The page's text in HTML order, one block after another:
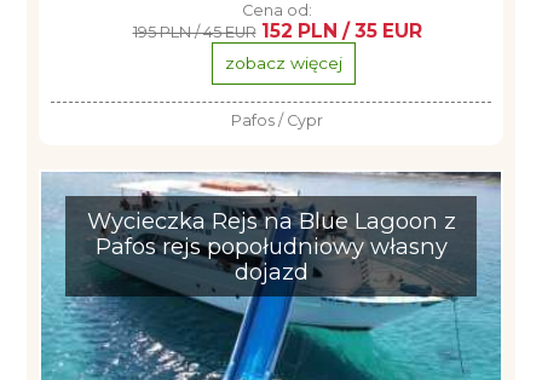
Cena od:
195 PLN / 45 EUR 152 PLN / 35 EUR
zobacz więcej
Pafos / Cypr
Wycieczka Rejs na Blue Lagoon z
Pafos rejs popołudniowy własny
dojazd